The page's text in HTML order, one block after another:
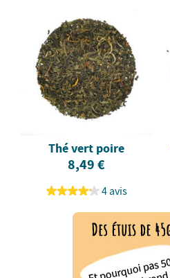
Thé vert poire
8,49 €
4 avis